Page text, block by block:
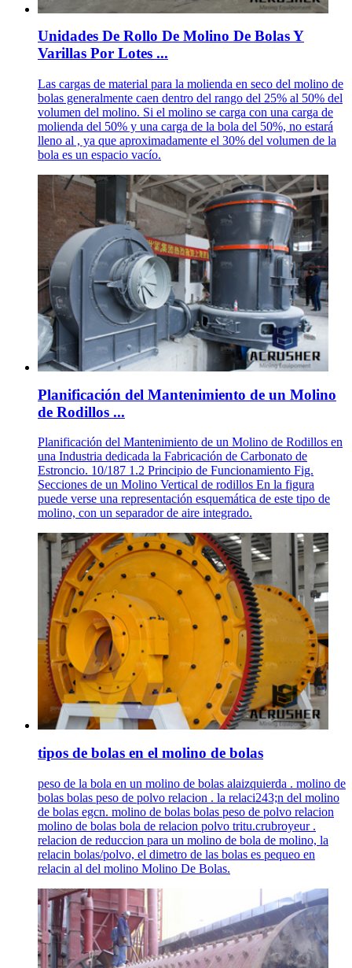
Unidades De Rollo De Molino De Bolas Y
Varillas Por Lotes ...
Las cargas de material para la molienda en seco del molino de
bolas generalmente caen dentro del rango del 25% al 50% del
volumen del molino. Si el molino se carga con una carga de
molienda del 50% y una carga de la bola del 50%, no estará
lleno al , ya que aproximadamente el 30% del volumen de la
bola es un espacio vacío.
Planificación del Mantenimiento de un Molino
de Rodillos ...
Planificación del Mantenimiento de un Molino de Rodillos en
una Industria dedicada la Fabricación de Carbonato de
Estroncio. 10/187 1.2 Principio de Funcionamiento Fig.
Secciones de un Molino Vertical de rodillos En la figura
puede verse una representación esquemática de este tipo de
molino, con un separador de aire integrado.
tipos de bolas en el molino de bolas
peso de la bola en un molino de bolas alaizquierda . molino de
bolas bolas peso de polvo relacion . la relaci243;n del molino
de bolas egcn. molino de bolas bolas peso de polvo relacion
molino de bolas bola de relacion polvo tritu.crubroyeur .
relacion de reduccion para un molino de bola de molino, la
relacin bolas/polvo, el dimetro de las bolas es pequeo en
relacin al del molino Molino De Bolas.